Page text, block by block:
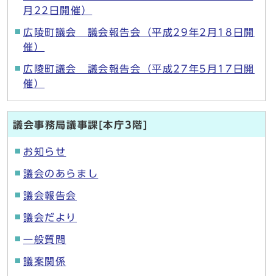
月22日開催）
広陵町議会 議会報告会（平成29年2月18日開
催）
広陵町議会 議会報告会（平成27年5月17日開
催）
議会事務局議事課[本庁3階]
お知らせ
議会のあらまし
議会報告会
議会だより
一般質問
議案関係